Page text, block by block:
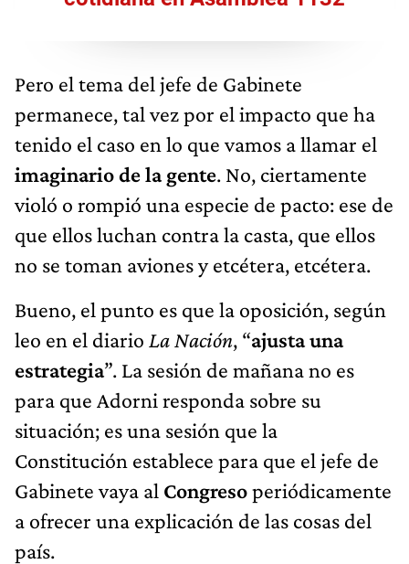
Pero el tema del jefe de Gabinete
permanece, tal vez por el impacto que ha
tenido el caso en lo que vamos a llamar el
imaginario de la gente. No, ciertamente
violó o rompió una especie de pacto: ese de
que ellos luchan contra la casta, que ellos
no se toman aviones y etcétera, etcétera.
Bueno, el punto es que la oposición, según
leo en el diario La Nación, “ajusta una
estrategia”. La sesión de mañana no es
para que Adorni responda sobre su
situación; es una sesión que la
Constitución establece para que el jefe de
Gabinete vaya al Congresoperiódicamente
a ofrecer una explicación de las cosas del
país.